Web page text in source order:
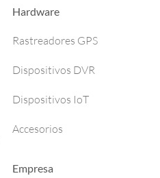
Hardware
Rastreadores GPS
Dispositivos DVR
Dispositivos IoT
Accesorios
Empresa